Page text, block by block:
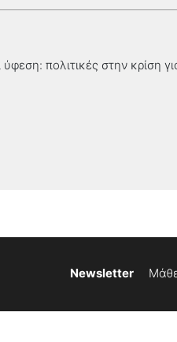
πολιτικές στην κρίση
Newsletter